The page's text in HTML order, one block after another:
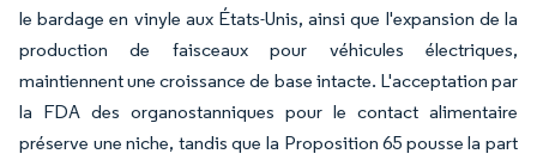
le bardage en vinyle aux États-Unis, ainsi que l'expansion de la
production de faisceaux pour véhicules électriques,
maintiennent une croissance de base intacte. L'acceptation par
la FDA des organostanniques pour le contact alimentaire
préserve une niche, tandis que la Proposition 65 pousse la part